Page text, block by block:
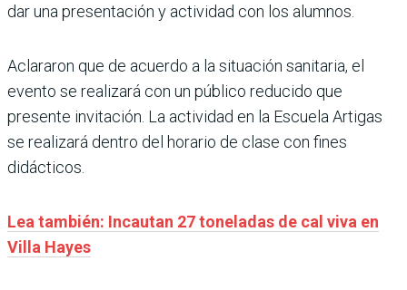
dar una presentación y actividad con los alumnos.
Aclararon que de acuerdo a la situación sanitaria, el
evento se realizará con un público reducido que
presente invitación. La actividad en la Escuela Artigas
se realizará dentro del horario de clase con fines
didácticos.
Lea también: Incautan 27 toneladas de cal viva en
Villa Hayes